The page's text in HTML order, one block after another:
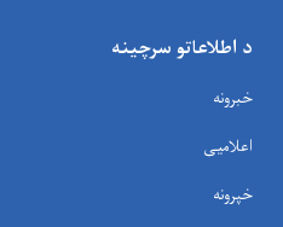
د اطلاعاتو سرچینه
خبرونه
اعلامیی
خپرونه